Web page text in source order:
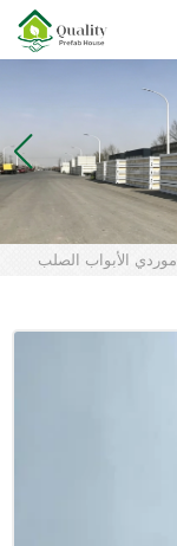
موردي الأبواب الصلب